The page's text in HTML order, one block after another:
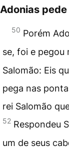
Adonias
50 Porém
se, foi e pegou
Salomão: Eis
pega nas
rei Salomão
52 Respondeu
um de seus